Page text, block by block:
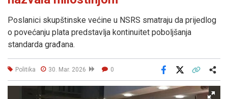
Poslanici skupštinske većine u NSRS smatraju da prijedlog
o povećanju plata predstavlja kontinuitet poboljšanja
standarda građana.
Politika 30. Mar. 2026 0
Facebook